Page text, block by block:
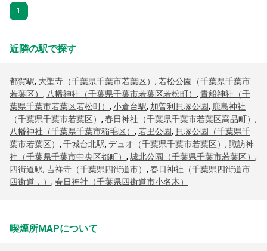
1
近隣の駅で探す
都賀駅, 大聖寺（千葉県千葉市若葉区） , 若松公園（千葉県千葉市
若葉区） , 八幡神社（千葉県千葉市若葉区若松町） , 貴船神社（千
葉県千葉市若葉区若松町） , 小倉台駅, 加曽利貝塚公園, 鹿島神社
（千葉県千葉市若葉区） , 春日神社（千葉県千葉市若葉区高品町） ,
八幡神社（千葉県千葉市稲毛区） , 若里公園, 貝塚公園（千葉県千
葉市若葉区） , 千城台北駅, デュオ（千葉県千葉市若葉区） , 諏訪神
社（千葉県千葉市中央区都町） , 城北公園（千葉県千葉市若葉区） ,
四街道駅, 吉祥寺（千葉県四街道市） , 春日神社（千葉県四街道市
四街道，） , 春日神社（千葉県四街道市小名木）
喫煙所MAPについて